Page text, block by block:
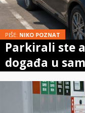
PIŠE: NIKO POZNAT
Parkirali ste
događa u